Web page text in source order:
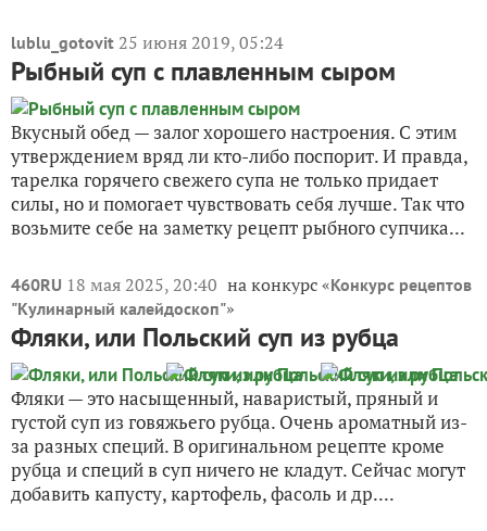
lublu_gotovit 25 июня 2019, 05:24
Рыбный суп с плавленным сыром
Вкусный обед — залог хорошего настроения. С этим
утверждением вряд ли кто-либо поспорит. И правда,
тарелка горячего свежего супа не только придает
силы, но и помогает чувствовать себя лучше. Так что
возьмите себе на заметку рецепт рыбного супчика...
460RU 18 мая 2025, 20:40 на конкурс «Конкурс рецептов
"Кулинарный калейдоскоп"»
Фляки, или Польский суп из рубца
Фляки — это насыщенный, наваристый, пряный и
густой суп из говяжьего рубца. Очень ароматный из-
за разных специй. В оригинальном рецепте кроме
рубца и специй в суп ничего не кладут. Сейчас могут
добавить капусту, картофель, фасоль и др....